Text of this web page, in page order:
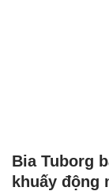
Bia Tuborg
khuấy động